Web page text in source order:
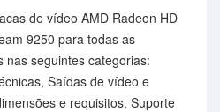
de vídeo AMD Radeon HD
9250 para todas as
nas seguintes categorias:
Saídas de vídeo e
e requisitos, Suporte